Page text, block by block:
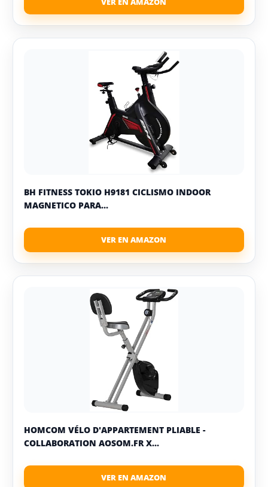
BH FITNESS TOKIO H9181 CICLISMO INDOOR
MAGNETICO PARA...
HOMCOM VÉLO D'APPARTEMENT PLIABLE -
COLLABORATION AOSOM.FR X...